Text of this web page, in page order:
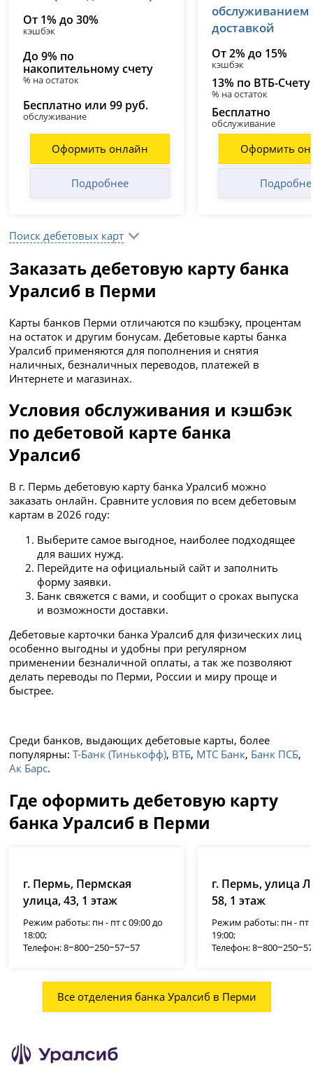
От 1% до 30%
кэшбэк
До 9% по
накопительному счету
% на остаток
Бесплатно или 99 руб.
обслуживание
Оформить онлайн
Подробнее
обслуживанием
доставкой
От 2% до 15%
кэшбэк
13% по ВТБ-Счету
% на остаток
Бесплатно
обслуживание
Оформить
Поиск дебетовых карт
Заказать дебетовую карту банка
Уралсиб в Перми
Карты банков Перми отличаются по кэшбэку, процентам
на остаток и другим бонусам. Дебетовые карты банка
Уралсиб применяются для пополнения и снятия
наличных, безналичных переводов, платежей в
Интернете и магазинах.
Условия обслуживания и кэшбэк
по дебетовой карте банка
Уралсиб
В г. Пермь дебетовую карту банка Уралсиб можно
заказать онлайн. Сравните условия по всем дебетовым
картам в 2026 году:
Выберите самое выгодное, наиболее подходящее
для ваших нужд.
Перейдите на официальный сайт и заполнить
форму заявки.
Банк свяжется с вами, и сообщит о сроках выпуска
и возможности доставки.
Дебетовые карточки банка Уралсиб для физических лиц
особенно выгодны и удобны при регулярном
применении безналичной оплаты, а так же позволяют
делать переводы по Перми, России и миру проще и
быстрее.
Среди банков, выдающих дебетовые карты, более
популярны:Т-Банк (Тинькофф), ВТБ, МТС Банк, Банк ПСБ,
Ак Барс.
Где оформить дебетовую карту
банка Уралсиб в Перми
г. Пермь, Пермская
улица, 43, 1 этаж
Режим работы: пн - пт с 09:00 до
18:00;
Телефон: 8‒800‒250‒57‒57
г. Пермь, улица
58, 1 этаж
Режим работы: пн - пт
19:00;
Телефон:
Все отделения банка Уралсиб в Перми